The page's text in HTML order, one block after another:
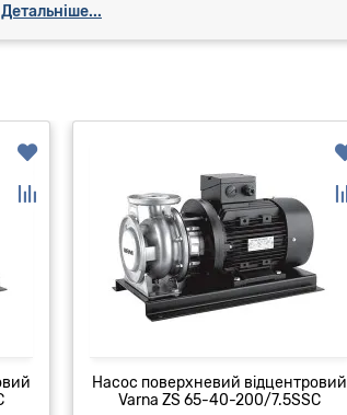
Детальніше...
Насос поверхневий відцентровий
Varna ZS 65-40-200/7.5SSC